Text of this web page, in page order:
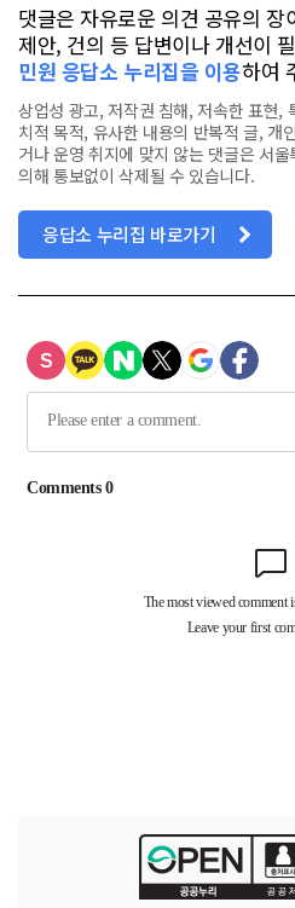
댓글은 자유로운 의견 공유의
제안, 건의 등 답변이나 개선이
민원 응답소 누리집을 이용하여
상업성 광고, 저작권 침해, 저속한 표현,
치적 목적, 유사한 내용의 반복적 글, 개
거나 운영 취지에 맞지 않는 댓글은 서
의해 통보없이 삭제될 수 있습니다.
응답소 누리집 바로가기